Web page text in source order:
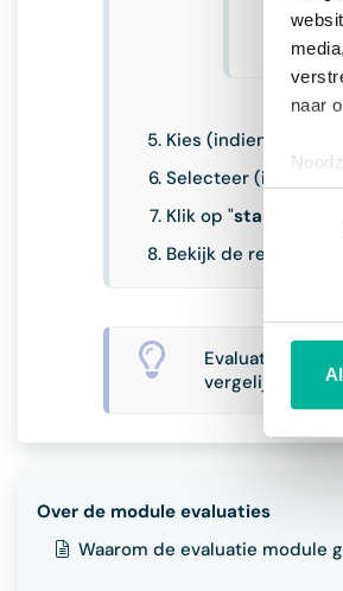
naar
via
"
Kies (indien
Selecteer (indien
Klik op "start
Bekijk de resultaten.
Evaluaties
vergelijken.
Over de module evaluaties
Waarom de evaluatie module